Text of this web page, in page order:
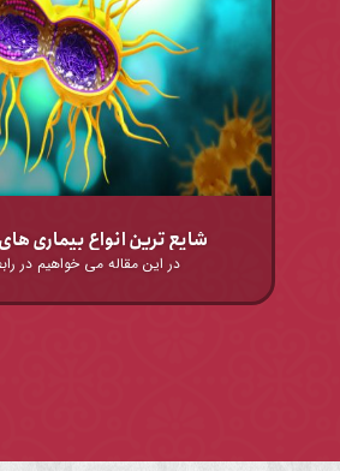
شایع ترین انواع بیماری
در این مقاله می خواهیم در